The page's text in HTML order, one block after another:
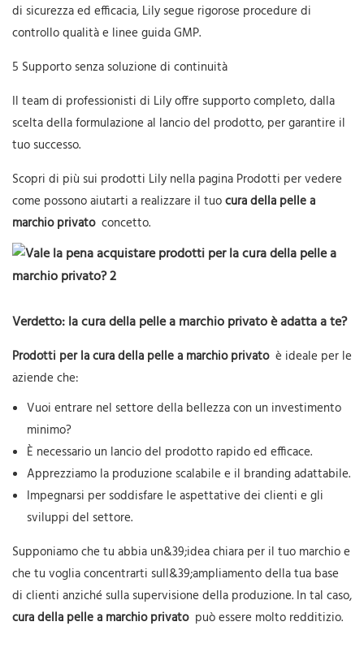
di sicurezza ed efficacia, Lily segue rigorose procedure di
controllo qualità e linee guida GMP.
5 Supporto senza soluzione di continuità
Il team di professionisti di Lily offre supporto completo, dalla
scelta della formulazione al lancio del prodotto, per garantire il
tuo successo.
Scopri di più sui prodotti Lily nella pagina Prodotti per vedere
come possono aiutarti a realizzare il tuocura della pelle a
marchio privato concetto.
Verdetto: la cura della pelle a marchio privato è adatta a te?
Prodotti per la cura della pelle a marchio privato è ideale per le
aziende che:
Vuoi entrare nel settore della bellezza con un investimento
minimo?
È necessario un lancio del prodotto rapido ed efficace.
Apprezziamo la produzione scalabile e il branding adattabile.
Impegnarsi per soddisfare le aspettative dei clienti e gli
sviluppi del settore.
Supponiamo che tu abbia un&39;idea chiara per il tuo marchio e
che tu voglia concentrarti sull&39;ampliamento della tua base
di clienti anziché sulla supervisione della produzione. In tal caso,
cura della pelle a marchio privato può essere molto redditizio.